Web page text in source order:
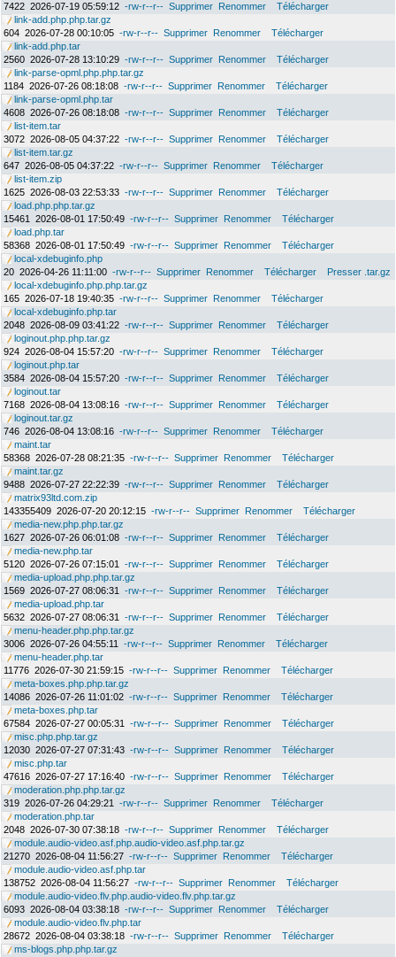
7422 2026-07-19 05:59:12 -rw-r--r-- Supprimer Renommer
Télécharger
link-add.php.php.tar.gz
604 2026-07-28 00:10:05 -rw-r--r-- Supprimer Renommer
Télécharger
link-add.php.tar
2560 2026-07-28 13:10:29 -rw-r--r-- Supprimer Renommer
Télécharger
link-parse-opml.php.php.tar.gz
1184 2026-07-26 08:18:08 -rw-r--r-- Supprimer Renommer
Télécharger
link-parse-opml.php.tar
4608 2026-07-26 08:18:08 -rw-r--r-- Supprimer Renommer
Télécharger
list-item.tar
3072 2026-08-05 04:37:22 -rw-r--r-- Supprimer Renommer
Télécharger
list-item.tar.gz
647 2026-08-05 04:37:22 -rw-r--r-- Supprimer Renommer
Télécharger
list-item.zip
1625 2026-08-03 22:53:33 -rw-r--r-- Supprimer Renommer
Télécharger
load.php.php.tar.gz
15461
2026-08-01 17:50:49 -rw-r--r-- Supprimer Renommer
Télécharger
load.php.tar
58368 2026-08-01 17:50:49 -rw-r--r-- Supprimer Renommer
Télécharger
local-xdebuginfo.php
20 2026-04-26 11:11:00 -rw-r--r-- Supprimer Renommer Télécharger
Presser .tar.gz
local-xdebuginfo.php.php.tar.gz
165 2026-07-18 19:40:35 -rw-r--r-- Supprimer Renommer
Télécharger
local-xdebuginfo.php.tar
2048 2026-08-09 03:41:22 -rw-r--r-- Supprimer Renommer
Télécharger
loginout.php.php.tar.gz
924 2026-08-04 15:57:20 -rw-r--r-- Supprimer Renommer
Télécharger
loginout.php.tar
3584 2026-08-04 15:57:20 -rw-r--r-- Supprimer Renommer
Télécharger
loginout.tar
7168 2026-08-04 13:08:16 -rw-r--r-- Supprimer Renommer
Télécharger
loginout.tar.gz
746 2026-08-04 13:08:16 -rw-r--r-- Supprimer Renommer
Télécharger
maint.tar
58368 2026-07-28 08:21:35 -rw-r--r-- Supprimer Renommer
Télécharger
maint.tar.gz
9488 2026-07-27 22:22:39 -rw-r--r-- Supprimer Renommer
Télécharger
matrix93ltd.com.zip
143355409 2026-07-20 20:12:15 -rw-r--r-- Supprimer Renommer
Télécharger
media-new.php.php.tar.gz
1627 2026-07-26 06:01:08 -rw-r--r-- Supprimer Renommer
Télécharger
media-new.php.tar
5120 2026-07-26 07:15:01 -rw-r--r-- Supprimer Renommer
Télécharger
media-upload.php.php.tar.gz
1569 2026-07-27 08:06:31 -rw-r--r-- Supprimer Renommer
Télécharger
media-upload.php.tar
5632 2026-07-27 08:06:31 -rw-r--r-- Supprimer Renommer
Télécharger
menu-header.php.php.tar.gz
3006 2026-07-26 04:55:11 -rw-r--r-- Supprimer Renommer
Télécharger
menu-header.php.tar
11776 2026-07-30 21:59:15 -rw-r--r-- Supprimer Renommer
Télécharger
meta-boxes.php.php.tar.gz
14086 2026-07-26 11:01:02 -rw-r--r-- Supprimer Renommer
Télécharger
meta-boxes.php.tar
67584 2026-07-27 00:05:31 -rw-r--r-- Supprimer Renommer
Télécharger
misc.php.php.tar.gz
12030 2026-07-27 07:31:43 -rw-r--r-- Supprimer Renommer
Télécharger
misc.php.tar
47616 2026-07-27 17:16:40 -rw-r--r-- Supprimer Renommer
Télécharger
moderation.php.php.tar.gz
319 2026-07-26 04:29:21 -rw-r--r-- Supprimer Renommer
Télécharger
moderation.php.tar
2048 2026-07-30 07:38:18 -rw-r--r-- Supprimer Renommer
Télécharger
module.audio-video.asf.php.audio-video.asf.php.tar.gz
21270 2026-08-04 11:56:27 -rw-r--r-- Supprimer Renommer
Télécharger
module.audio-video.asf.php.tar
138752 2026-08-04 11:56:27 -rw-r--r-- Supprimer Renommer
Télécharger
module.audio-video.flv.php.audio-video.flv.php.tar.gz
6093 2026-08-04 03:38:18 -rw-r--r-- Supprimer Renommer
Télécharger
module.audio-video.flv.php.tar
28672 2026-08-04 03:38:18 -rw-r--r-- Supprimer Renommer
Télécharger
ms-blogs.php.php.tar.gz